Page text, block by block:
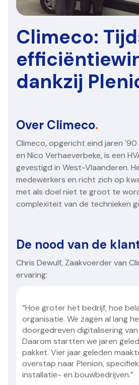
Climeco:
dankzij
Over Climeco.
Climeco, opgericht eind jaren
en Nico Verhaeverbeke, is een
gevestigd in West-Vlaanderen.
medewerkers en richt zich op
met als doel niet te groot te
complexiteit van de technieken
De nood van de
Chris Dewulf, Zaakvoerder van
ervaring:
“Hoe groter het bedrijf, hoe
organisatie. We zagen al lang
doorgedreven digitalisering
Daarom startten we jaren
pakket. Vier jaar geleden
overstap naar Plenion,
installatie- en bouwbedrijven.”